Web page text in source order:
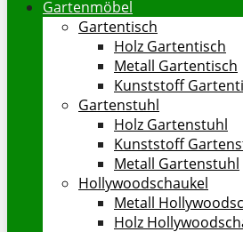
Gartenmöbel
Gartentisch
Holz Gartentisch
Metall Gartentisch
Kunststoff
Gartenstuhl
Holz Gartenstuhl
Kunststoff
Metall Gartenstuhl
Hollywoodschaukel
Metall
Holz